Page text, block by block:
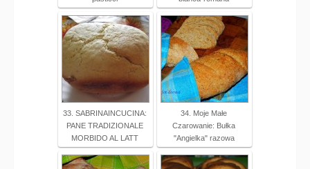
33. SABRINAINCUCINA:
PANE TRADIZIONALE
MORBIDO AL LATT
34. Moje Małe
Czarowanie: Bułka
"Angielka" razowa